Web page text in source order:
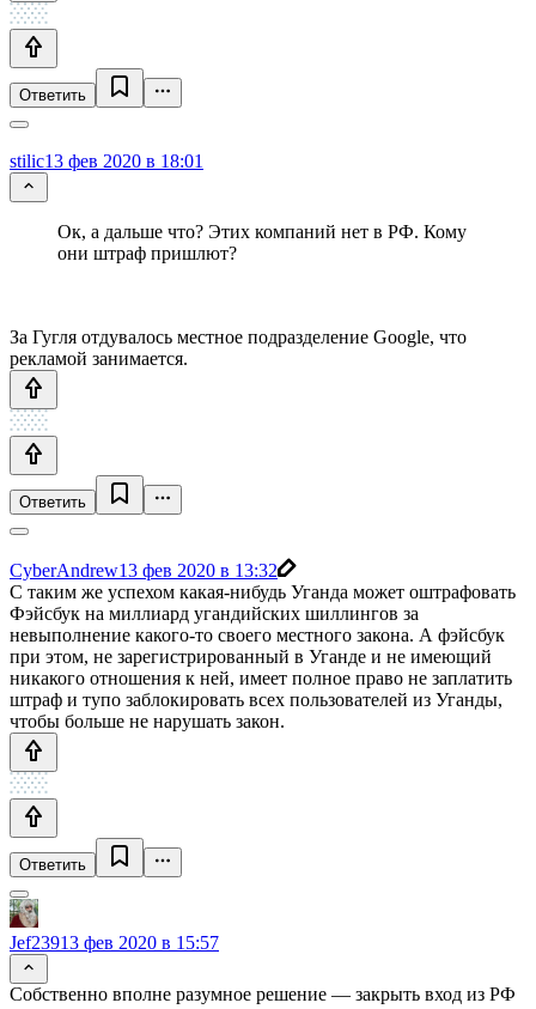
Ответить
stilic13 фев 2020 в 18:01
Ок, а дальше что? Этих компаний нет в РФ. Кому
они штраф пришлют?
За Гугля отдувалось местное подразделение Google, что
рекламой занимается.
Ответить
CyberAndrew13 фев 2020 в 13:32
С таким же успехом какая-нибудь Уганда может оштрафовать
Фэйсбук на миллиард угандийских шиллингов за
невыполнение какого-то своего местного закона. А фэйсбук
при этом, не зарегистрированный в Уганде и не имеющий
никакого отношения к ней, имеет полное право не заплатить
штраф и тупо заблокировать всех пользователей из Уганды,
чтобы больше не нарушать закон.
Ответить
Jef23913 фев 2020 в 15:57
Собственно вполне разумное решение — закрыть вход из РФ